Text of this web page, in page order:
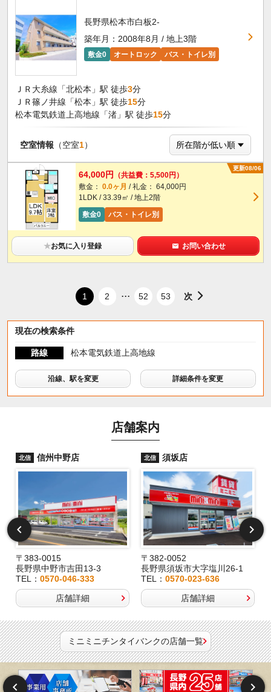
長野県松本市白板2-
築年月：2008年8月 / 地上3階
敷金0 オートロック バス・トイレ別
ＪＲ大糸線「北松本」駅 徒歩3分
ＪＲ篠ノ井線「松本」駅 徒歩15分
松本電気鉄道上高地線「渚」駅 徒歩15分
空室情報 （空室1）
更新08/06
64,000円
（共益費：5,500円）
敷金： 0.0ヶ月 / 礼金： 64,000円
1LDK / 33.39㎡ / 地上2階
敷金0
バス・トイレ別
★お気に入り登録 お問い合わせ
1 2 ... 52 53 次
現在の検索条件
路線 松本電気鉄道上高地線
沿線、駅を変更 詳細条件を変更
店舗案内
北信 信州中野店
〒383-0015
長野県中野市吉田13-3
TEL： 0570-046-333
店舗詳細
北信 須坂店
〒382-0052
長野県須坂市大字塩川26-1
TEL：0570-023-636
店舗詳細
ミニミニチンタイバンクの店舗一覧